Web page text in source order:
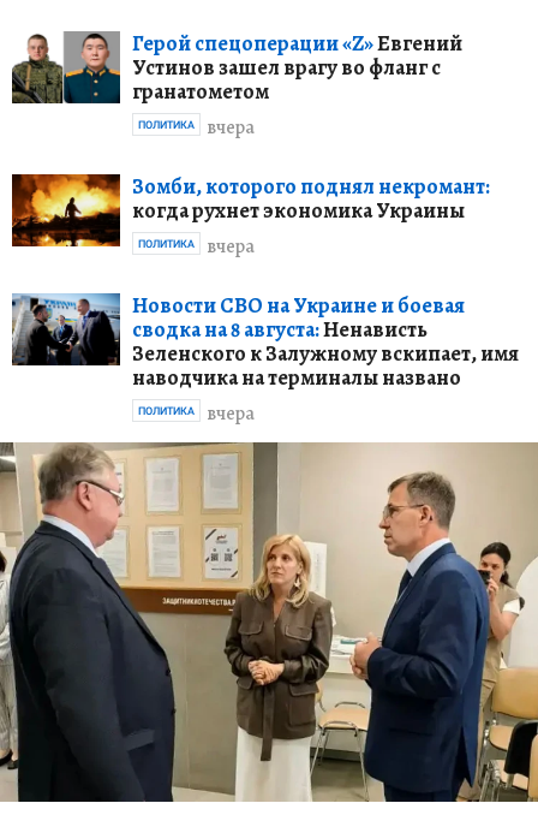
Герой спецоперации «Z»Евгений
Устинов зашел врагу во фланг с
гранатометом
вчера
ПОЛИТИКА
Зомби, которого поднял некромант:
когда рухнет экономика Украины
вчера
ПОЛИТИКА
Новости СВО на Украине и боевая
сводка на 8 августа:Ненависть
Зеленского к Залужному вскипает, имя
наводчика на терминалы названо
вчера
ПОЛИТИКА